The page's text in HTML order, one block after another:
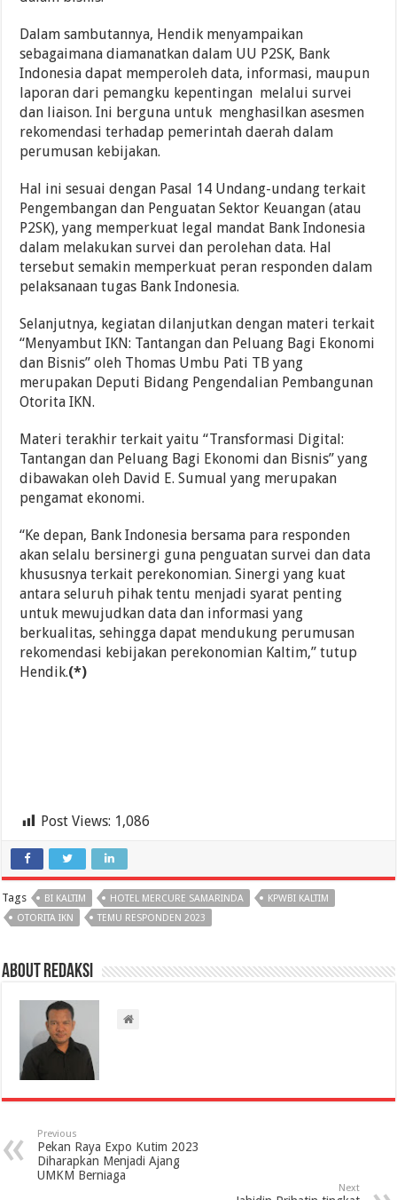
Dalam sambutannya, Hendik menyampaikan
sebagaimana diamanatkan dalam UU P2SK, Bank
Indonesia dapat memperoleh data, informasi, maupun
laporan dari pemangku kepentingan melalui survei
dan liaison. Ini berguna untuk menghasilkan asesmen
rekomendasi terhadap pemerintah daerah dalam
perumusan kebijakan.
Hal ini sesuai dengan Pasal 14 Undang-undang terkait
Pengembangan dan Penguatan Sektor Keuangan (atau
P2SK), yang memperkuat legal mandat Bank Indonesia
dalam melakukan survei dan perolehan data. Hal
tersebut semakin memperkuat peran responden dalam
pelaksanaan tugas Bank Indonesia.
Selanjutnya, kegiatan dilanjutkan dengan materi terkait
“Menyambut IKN: Tantangan dan Peluang Bagi Ekonomi
dan Bisnis” oleh Thomas Umbu Pati TB yang
merupakan Deputi Bidang Pengendalian Pembangunan
Otorita IKN.
Materi terakhir terkait yaitu “Transformasi Digital:
Tantangan dan Peluang Bagi Ekonomi dan Bisnis” yang
dibawakan oleh David E. Sumual yang merupakan
pengamat ekonomi.
“Ke depan, Bank Indonesia bersama para responden
akan selalu bersinergi guna penguatan survei dan data
khususnya terkait perekonomian. Sinergi yang kuat
antara seluruh pihak tentu menjadi syarat penting
untuk mewujudkan data dan informasi yang
berkualitas, sehingga dapat mendukung perumusan
rekomendasi kebijakan perekonomian Kaltim,” tutup
Hendik.(*)
Post Views: 1,086
Tags BI KALTIM HOTEL MERCURE SAMARINDA
KPWBI KALTIM
OTORITA IKN
TEMU RESPONDEN 2023
About Redaksi
Previous
Pekan Raya Expo Kutim 2023
Diharapkan Menjadi Ajang
UMKM Berniaga
Next